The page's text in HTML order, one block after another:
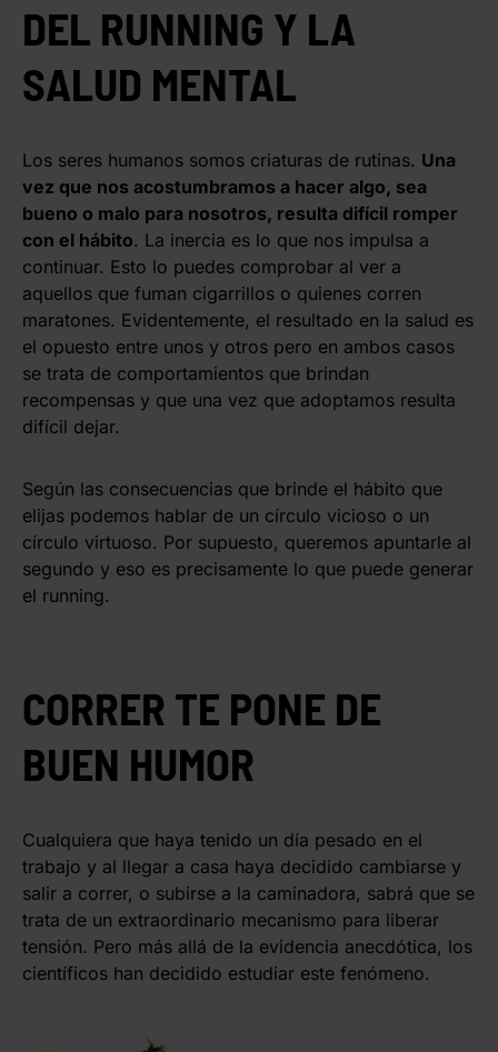
DEL RUNNING Y LA
SALUD MENTAL
Los seres humanos somos criaturas de rutinas. Una
vez que nos acostumbramos a hacer algo, sea
bueno o malo para nosotros, resulta difícil romper
con el hábito. La inercia es lo que nos impulsa a
continuar. Esto lo puedes comprobar al ver a
aquellos que fuman cigarrillos o quienes corren
maratones. Evidentemente, el resultado en la salud es
el opuesto entre unos y otros pero en ambos casos
se trata de comportamientos que brindan
recompensas y que una vez que adoptamos resulta
difícil dejar.
Según las consecuencias que brinde el hábito que
elijas podemos hablar de un círculo vicioso o un
círculo virtuoso. Por supuesto, queremos apuntarle al
segundo y eso es precisamente lo que puede generar
el running.
CORRER TE PONE DE
BUEN HUMOR
Cualquiera que haya tenido un día pesado en el
trabajo y al llegar a casa haya decidido cambiarse y
salir a correr, o subirse a la caminadora, sabrá que se
trata de un extraordinario mecanismo para liberar
tensión. Pero más allá de la evidencia anecdótica, los
científicos han decidido estudiar este fenómeno.